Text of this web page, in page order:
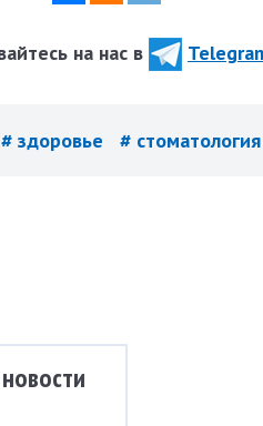
на нас в
# здоровье # стоматология